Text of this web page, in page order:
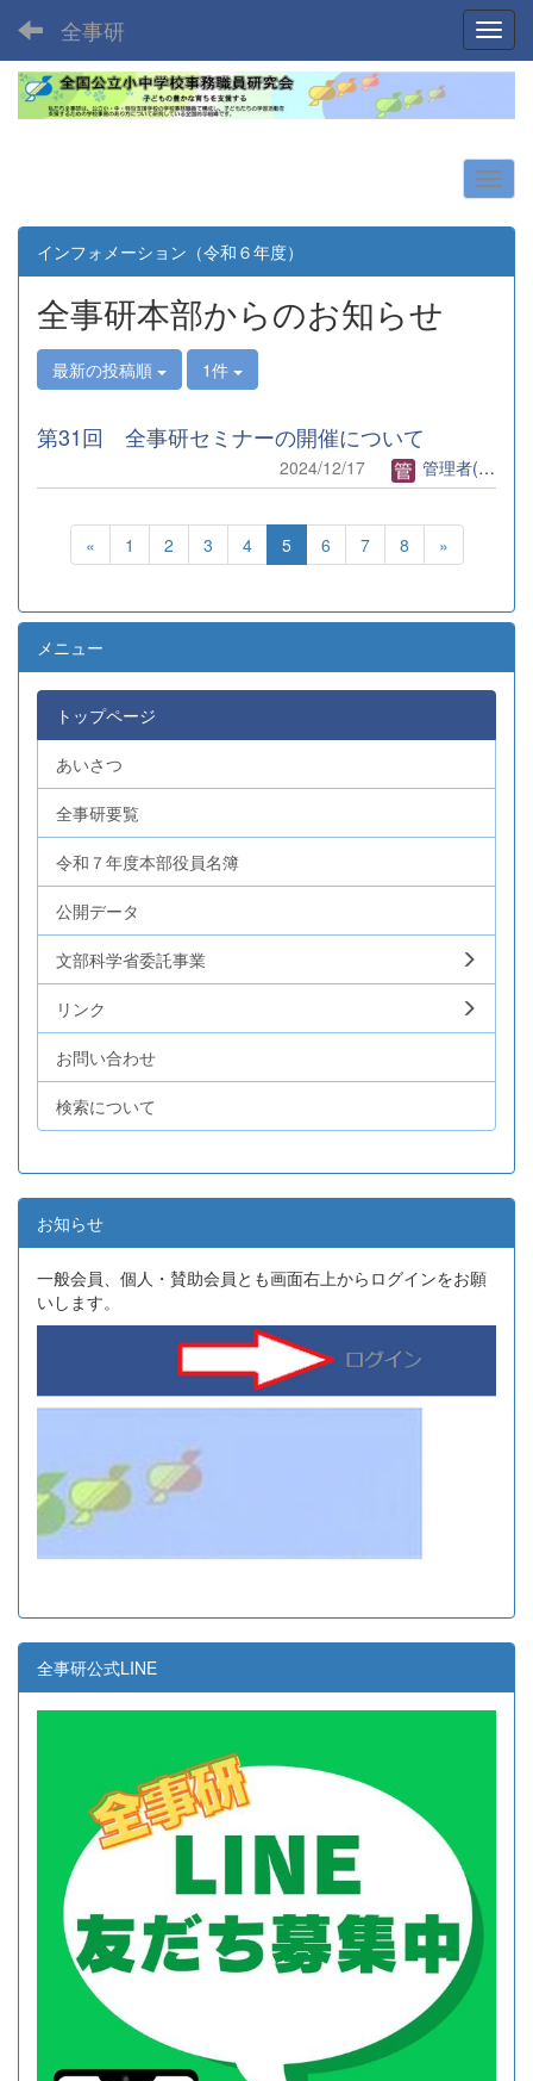
全事研
インフォメーション（令和６年度）
全事研本部からのお知らせ
最新の投稿順 1件
第31回 全事研セミナーの開催について
2024/12/17 管理者(全事研)
« 1 2 3 4 5 6 7 8 »
メニュー
トップページ
あいさつ
全事研要覧
令和７年度本部役員名簿
公開データ
文部科学省委託事業
リンク
お問い合わせ
検索について
お知らせ
一般会員、個人・賛助会員とも画面右上からログインをお願
いします。
全事研公式LINE